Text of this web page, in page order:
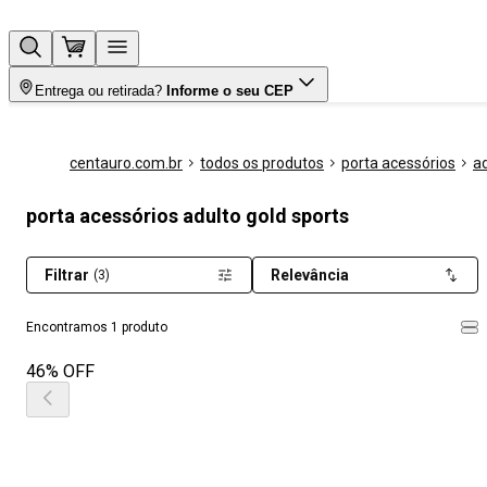
Entrega ou retirada? Informe o seu CEP
centauro.com.br todos os produtos porta acessórios
porta acessórios adulto gold sports
Encontramos 1 produto
Filtrar (3) Relevância
46% OFF